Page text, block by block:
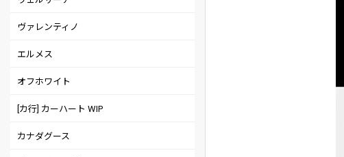
ヴァレンティノ
エルメス
オフホワイト
[カ行] カーハート WIP
カナダグース